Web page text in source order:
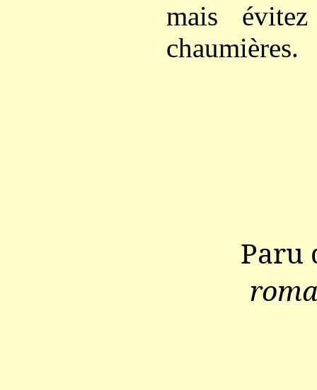
mais
chaumières.
Paru